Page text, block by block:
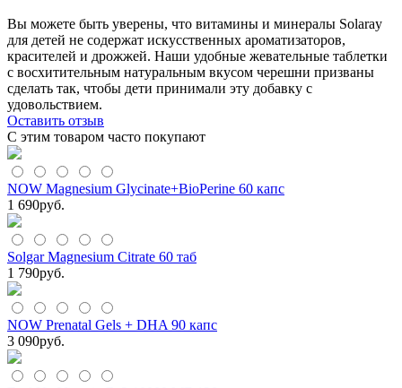
Вы можете быть уверены, что витамины и минералы Solaray
для детей не содержат искусственных ароматизаторов,
красителей и дрожжей. Наши удобные жевательные таблетки
с восхитительным натуральным вкусом черешни призваны
сделать так, чтобы дети принимали эту добавку с
удовольствием.
Оставить отзыв
С этим товаром часто покупают
NOW Magnesium Glycinate+BioPerine 60 капс
1 690руб.
Solgar Magnesium Citrate 60 таб
1 790руб.
NOW Prenatal Gels + DHA 90 капс
3 090руб.